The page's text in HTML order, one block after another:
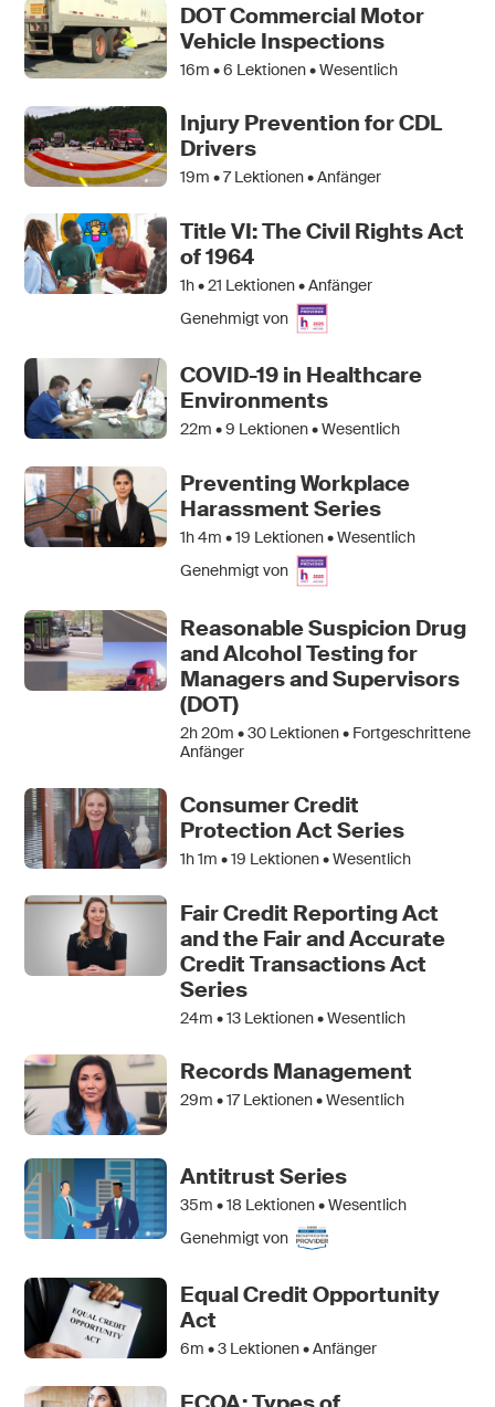
DOT Commercial Motor
Vehicle Inspections
16m •6 Lektionen • Wesentlich
Injury Prevention for CDL
Drivers
19m •7Lektionen • Anfänger
Title VI: The Civil Rights Act
of 1964
1h •21 Lektionen • Anfänger
Genehmigt von
COVID-19 in Healthcare
Environments
22m •9 Lektionen • Wesentlich
Preventing Workplace
Harassment Series
1h 4m •19 Lektionen • Wesentlich
Genehmigt von
Reasonable Suspicion Drug
and Alcohol Testing for
Managers and Supervisors
(DOT)
2h 20m •30 Lektionen • Fortgeschrittene
Anfänger
Consumer Credit
Protection Act Series
1h 1m •19 Lektionen • Wesentlich
Fair Credit Reporting Act
and the Fair and Accurate
Credit Transactions Act
Series
24m •13 Lektionen • Wesentlich
Records Management
29m •17Lektionen • Wesentlich
Antitrust Series
35m •18 Lektionen • Wesentlich
Genehmigt von
Equal Credit Opportunity
Act
6m •3 Lektionen • Anfänger